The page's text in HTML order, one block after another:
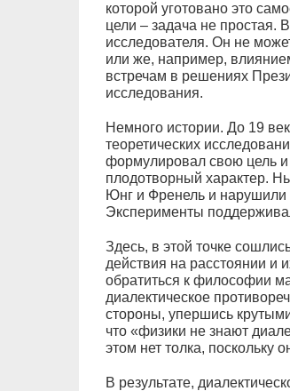
которой уготовано это
цели – задача не простая.
исследователя. Он не
или же, например,
встречам в решениях
исследования.
Немного истории. До 19
теоретических
формулировал свою цель
плодотворный характер.
Юнг и Френель и нарушили
Эксперименты
Здесь, в этой точке
действия на расстоянии и
обратиться к философии
диалектическое
стороны, упершись
что «физики не знают
этом нет толка, поскольку
В результате,